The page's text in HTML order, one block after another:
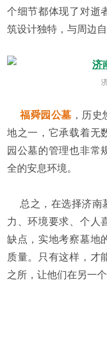
个细节都体现了对逝
筑设计独特，与周边
福舜园公墓 ，历
地之一，它承载着无
园公墓的管理也非常
全的安息环境。
总之，在选择济南
力、环境要求、个人
缺点，实地考察墓地
质量。只有这样，才
之所，让他们在另一